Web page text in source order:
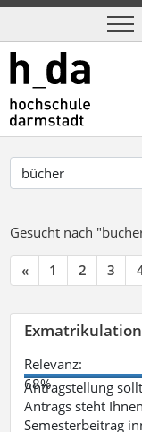
Gesucht nach
« 1 2 3
Exmatrikulation
Relevanz:
68%
Antragstellung
Antrags steht
Semesterbeitrag